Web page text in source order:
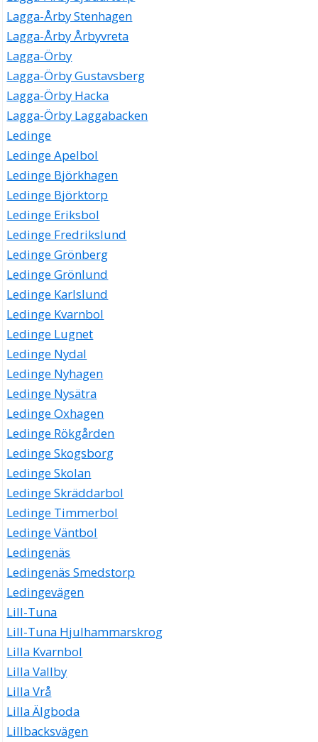
Lagga-Årby Stenhagen
Lagga-Årby Årbyvreta
Lagga-Örby
Lagga-Örby Gustavsberg
Lagga-Örby Hacka
Lagga-Örby Laggabacken
Ledinge
Ledinge Apelbol
Ledinge Björkhagen
Ledinge Björktorp
Ledinge Eriksbol
Ledinge Fredrikslund
Ledinge Grönberg
Ledinge Grönlund
Ledinge Karlslund
Ledinge Kvarnbol
Ledinge Lugnet
Ledinge Nydal
Ledinge Nyhagen
Ledinge Nysätra
Ledinge Oxhagen
Ledinge Rökgården
Ledinge Skogsborg
Ledinge Skolan
Ledinge Skräddarbol
Ledinge Timmerbol
Ledinge Väntbol
Ledingenäs
Ledingenäs Smedstorp
Ledingevägen
Lill-Tuna
Lill-Tuna Hjulhammarskrog
Lilla Kvarnbol
Lilla Vallby
Lilla Vrå
Lilla Älgboda
Lillbacksvägen